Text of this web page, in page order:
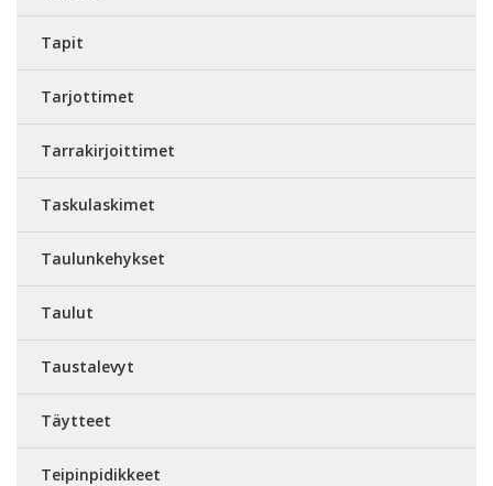
Tapit
Tarjottimet
Tarrakirjoittimet
Taskulaskimet
Taulunkehykset
Taulut
Taustalevyt
Täytteet
Teipinpidikkeet